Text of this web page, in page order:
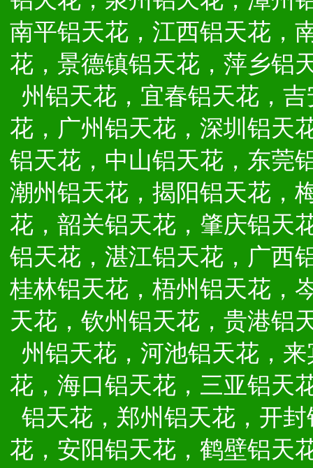
南平铝天花，江西铝天花，
花，景德镇铝天花，萍乡铝
州铝天花，宜春铝天花，
花，广州铝天花，深圳铝天
铝天花，中山铝天花，东莞
潮州铝天花，揭阳铝天花，
花，韶关铝天花，肇庆铝天
铝天花，湛江铝天花，广西
桂林铝天花，梧州铝天花，
天花，钦州铝天花，贵港铝
州铝天花，河池铝天花，
花，海口铝天花，三亚铝天
铝天花，郑州铝天花，开
花，安阳铝天花，鹤壁铝天